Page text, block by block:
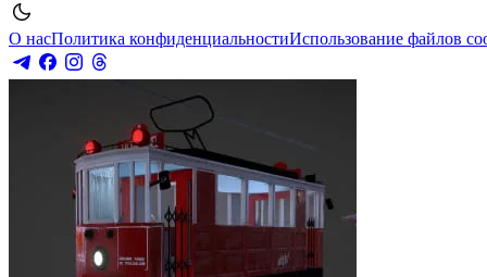
О насПолитика конфиденциальностиИспользование файлов